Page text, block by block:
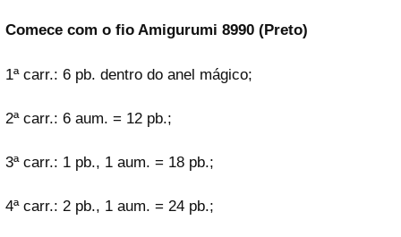
Comece com o fio Amigurumi 8990 (Preto)
1ª carr.: 6 pb. dentro do anel mágico;
2ª carr.: 6 aum. = 12 pb.;
3ª carr.: 1 pb., 1 aum. = 18 pb.;
4ª carr.: 2 pb., 1 aum. = 24 pb.;